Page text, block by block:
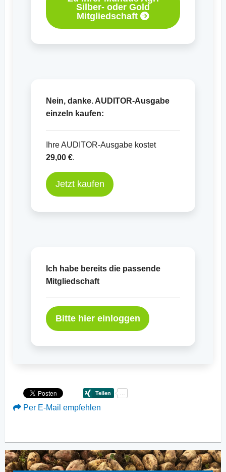
Silber- oder Gold
Mitgliedschaft
Nein, danke. AUDITOR-Ausgabe
einzeln kaufen:
Ihre AUDITOR-Ausgabe kostet
29,00 €.
Jetzt kaufen
Ich habe bereits die passende
Mitgliedschaft
Bitte hier einloggen
Per E-Mail empfehlen